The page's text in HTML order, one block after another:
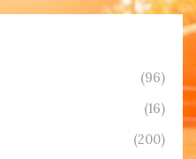
(96)
(16)
(200)